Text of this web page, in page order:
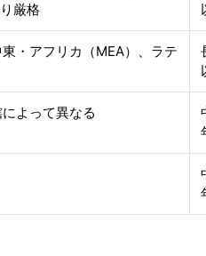
厳格
・アフリカ（MEA）、ラテ
よって異なる